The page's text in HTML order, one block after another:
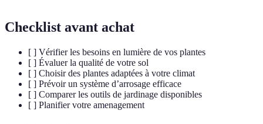
Checklist avant achat
[ ] Vérifier les besoins en lumière de vos plantes
[ ] Évaluer la qualité de votre sol
[ ] Choisir des plantes adaptées à votre climat
[ ] Prévoir un système d’arrosage efficace
[ ] Comparer les outils de jardinage disponibles
[ ] Planifier votre amenagement